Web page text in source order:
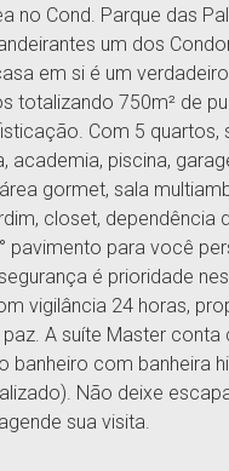
no Cond. Parque das
um dos
em si é um
totalizando 750m² de
Com 5 quartos,
academia, piscina,
gormet, sala
closet, dependência
pavimento para você
é prioridade
vigilância 24 horas,
A suíte Master
banheiro com banheira
Não deixe
sua visita.